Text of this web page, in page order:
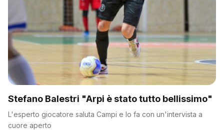
Stefano Balestri "Arpi è stato tutto bellissimo"
L'esperto giocatore saluta Campi e lo fa con un'intervista a
cuore aperto